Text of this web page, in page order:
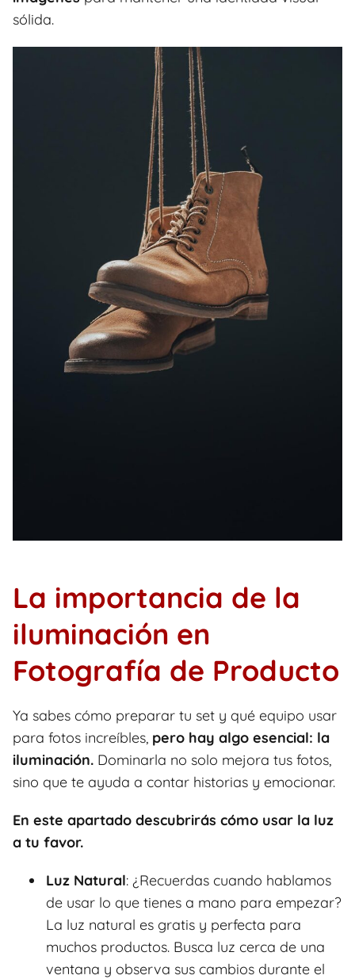
sólida.
La importancia de la
iluminación en
Fotografía de Producto
Ya sabes cómo preparar tu set y qué equipo usar
para fotos increíbles, pero hay algo esencial: la
iluminación. Dominarla no solo mejora tus fotos,
sino que te ayuda a contar historias y emocionar.
En este apartado descubrirás cómo usar la luz
a tu favor.
Luz Natural: ¿Recuerdas cuando hablamos
de usar lo que tienes a mano para empezar?
La luz natural es gratis y perfecta para
muchos productos. Busca luz cerca de una
ventana y observa sus cambios durante el